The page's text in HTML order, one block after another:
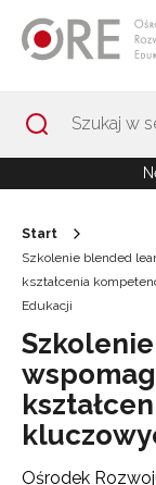
Start
Szkolenie blended
kształcenia
Edukacji
Ośrodek